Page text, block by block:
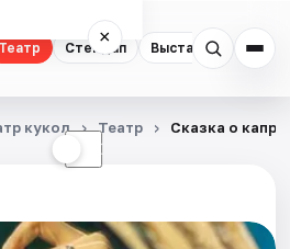
Театр Стендап Выставки
×
☾
кукол Театр Сказка о